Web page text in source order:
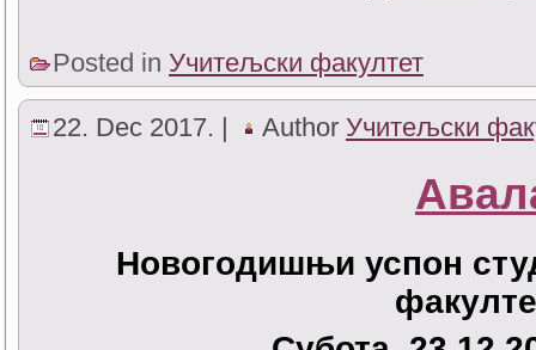
Posted in Учитељски факултет
22. Dec 2017. | Author Учитељски
Новогодишњи успон